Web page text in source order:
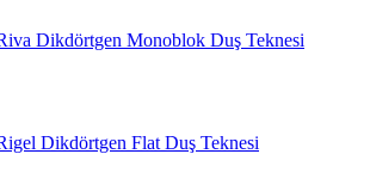
Dikdörtgen Monoblok Duş Teknesi
Dikdörtgen Flat Duş Teknesi